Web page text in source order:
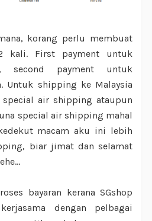
korang perlu membuat
kali. First payment untuk
second payment untuk
Untuk shipping ke Malaysia
special air shipping ataupun
special air shipping mahal
macam aku ini lebih
biar jimat dan selamat
bayaran kerana SGshop
dengan pelbagai